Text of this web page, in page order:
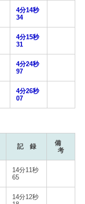
4分14秒
34
4分15秒
31
4分24秒
97
4分26秒
07
記 録
備
考
14分11秒
65
14分12秒